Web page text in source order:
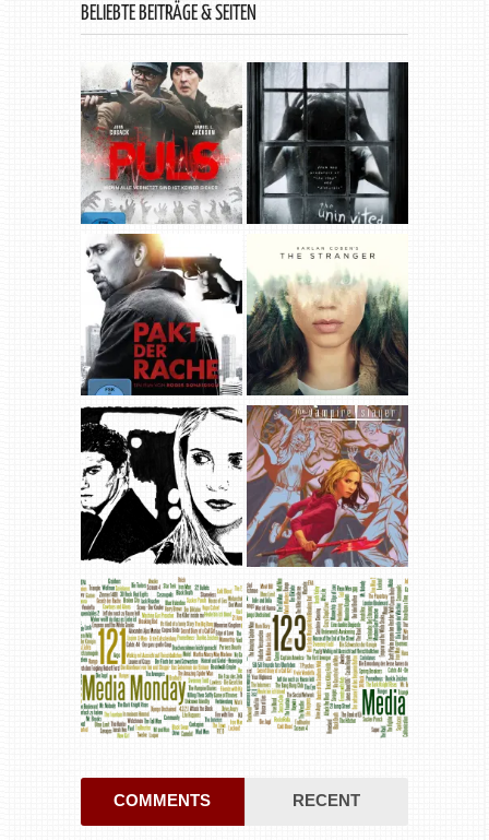
BELIEBTE BEITRÄGE & SEITEN
COMMENTS RECENT